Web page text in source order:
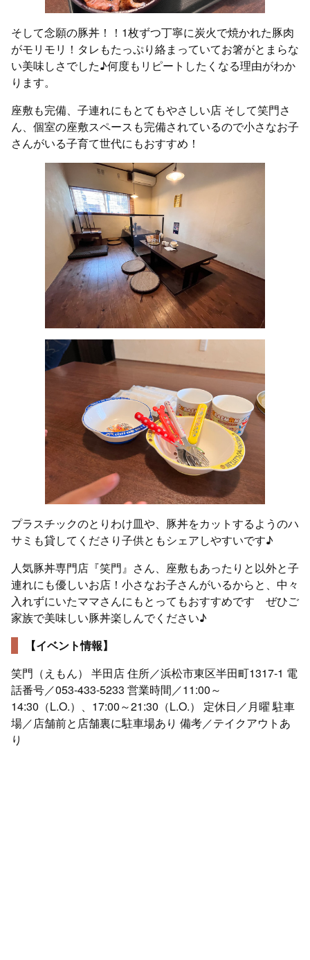
そして念願の豚丼！！1枚ずつ丁寧に炭火で焼かれた豚肉
がモリモリ！タレもたっぷり絡まっていてお箸がとまらな
い美味しさでした♪何度もリピートしたくなる理由がわか
ります。
座敷も完備、子連れにもとてもやさしい店 そして笑門さ
ん、個室の座敷スペースも完備されているので小さなお子
さんがいる子育て世代にもおすすめ！
プラスチックのとりわけ皿や、豚丼をカットするようのハ
サミも貸してくださり子供ともシェアしやすいです♪
人気豚丼専門店『笑門』さん、座敷もあったりと以外と子
連れにも優しいお店！小さなお子さんがいるからと、中々
入れずにいたママさんにもとってもおすすめです ぜひご
家族で美味しい豚丼楽しんでください♪
【イベント情報】
笑門（えもん） 半田店 住所／浜松市東区半田町1317-1 電
話番号／053-433-5233 営業時間／11:00～
14:30（L.O.）、17:00～21:30（L.O.） 定休日／月曜 駐車
場／店舗前と店舗裏に駐車場あり 備考／テイクアウトあ
り